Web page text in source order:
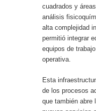
cuadrados y
análisis
alta complejidad
permitió integrar
equipos de
operativa.
Esta
de los procesos
que también abre